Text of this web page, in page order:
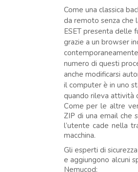
Come una classica
da remoto senza che
ESET presenta delle
grazie a un browser
numero di questi
anche modificarsi
il computer è in uno
quando rileva attività
Come per le altre
ZIP di una email che
l’utente cade nella
macchina.
Gli esperti di
e aggiungono alcuni
Nemucod: